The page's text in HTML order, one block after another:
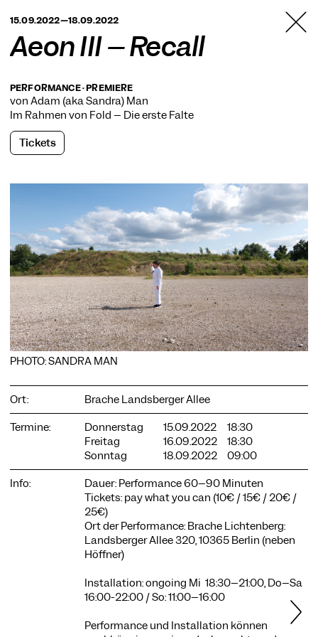
BERLIN
15.09.2022—18.09.2022
Aeon III – Recall
PERFORMANCE · PREMIERE
von Adam (aka Sandra) Man
Im Rahmen von Fold – Die erste Falte
Tickets
PHOTO: SANDRA MAN
Ort:
Brache Landsberger Allee
Termine:
Donnerstag 15.09.2022
18:30
Freitag
16.09.2022
18:30
Sonntag
18.09.2022
09:00
Info:
Dauer: Performance 60–90 Minuten
Tickets: pay what you can (10€ / 15€ / 20€ /
25€)
Ort der Performance: Brache Lichtenberg:
Landsberger Allee 320, 10365 Berlin (neben
Höffner)
Installation: ongoing Mi 18:30–21:00, Do–Sa
16:00-22:00 / So: 11:00–16:00
Performance und Installation können
COOKIE-EINSTELLUNGEN
unserer Website. Notwendige Cookies sind essenziell, damit
Sie die Website nutzen können. Andere Cookies helfen uns,
die Website weiterzuentwickeln. Sie können Ihre Einwilligung
jederzeit widerrufen. Bitte besuchen Sie unsere
Datenschutzerklärung für weitere Informationen. Unten
können Sie auswählen, welche Technologien Sie zulassen
Notwendige Cookies
Externe Medien
Statistiken
Alle akzeptieren